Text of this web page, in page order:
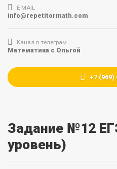
E-MAIL
info@repetitormath.com
Канал в телеграм
Математика с Ольгой
+7 (969)
Задание №12
уровень)